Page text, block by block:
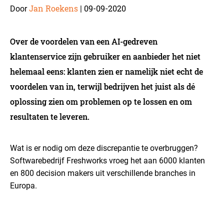
DoorJan Roekens | 09-09-2020
Over de voordelen van een AI-gedreven
klantenservice zijn gebruiker en aanbieder het niet
helemaal eens: klanten zien er namelijk niet echt de
voordelen van in, terwijl bedrijven het juist als dé
oplossing zien om problemen op te lossen en om
resultaten te leveren.
Wat is er nodig om deze discrepantie te overbruggen?
Softwarebedrijf Freshworks vroeg het aan 6000 klanten
en 800 decision makers uit verschillende branches in
Europa.